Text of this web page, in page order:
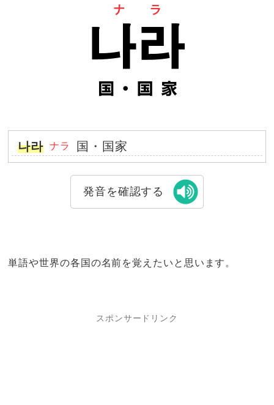
나라 ナラ 国・国家
発音を確認する
単語や世界の各国の名前を覚えたいと思います。
スポンサードリンク